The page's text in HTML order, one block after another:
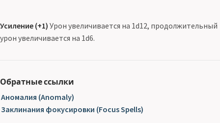
Усиление (+1) Урон увеличивается на 1d12, продолжительный
урон увеличивается на 1d6.
Обратные ссылки
Аномалия (Anomaly)
Заклинания фокусировки (Focus Spells)